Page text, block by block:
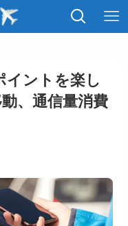
ントを楽し
、通信量消費